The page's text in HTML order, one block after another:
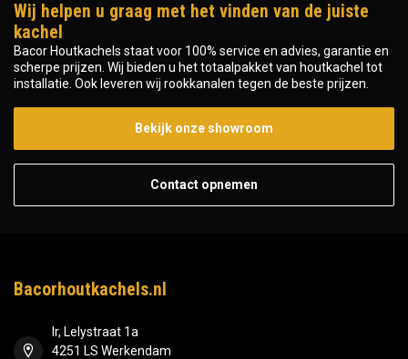
Wij helpen u graag met het vinden van de juiste
kachel
Bacor Houtkachels staat voor 100% service en advies, garantie en
scherpe prijzen. Wij bieden u het totaalpakket van houtkachel tot
installatie. Ook leveren wij rookkanalen tegen de beste prijzen.
Bekijk onze showroom
Contact opnemen
Bacorhoutkachels.nl
Ir, Lelystraat 1a
4251 LS Werkendam